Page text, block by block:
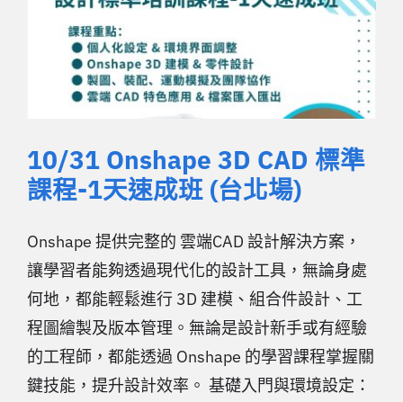
10/31 Onshape 3D CAD 標準
課程-1天速成班 (台北場)
Onshape 提供完整的 雲端CAD 設計解決方案，
讓學習者能夠透過現代化的設計工具，無論身處
何地，都能輕鬆進行 3D 建模、組合件設計、工
程圖繪製及版本管理。無論是設計新手或有經驗
的工程師，都能透過 Onshape 的學習課程掌握關
鍵技能，提升設計效率。 基礎入門與環境設定：